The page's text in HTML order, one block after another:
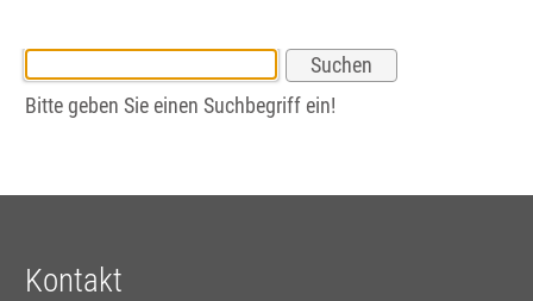
Bitte geben Sie einen Suchbegriff ein!
Kontakt